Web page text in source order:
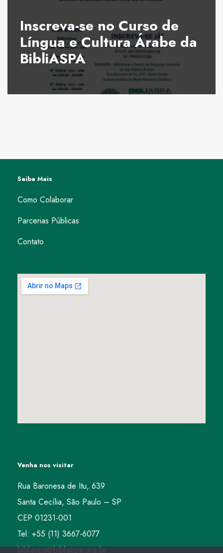
Inscreva-se no Curso de
Língua e Cultura Árabe da
BibliASPA
Saiba Mais
Como Colaborar
Parcerias Públicas
Contato
Venha nos visitar
Rua Baronesa de Itu, 639
Santa Cecília, São Paulo – SP
CEP 01231-001
Tel: +55 (11) 3667-6077
bibliaspa@bibliaspa.org.br